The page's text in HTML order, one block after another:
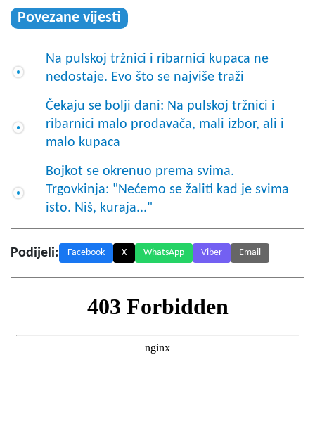
Povezane vijesti
Na pulskoj tržnici i ribarnici kupaca ne
nedostaje. Evo što se najviše traži
Čekaju se bolji dani: Na pulskoj tržnici i
ribarnici malo prodavača, mali izbor, ali i
malo kupaca
Bojkot se okrenuo prema svima.
Trgovkinja: "Nećemo se žaliti kad je svima
isto. Niš, kuraja..."
Podijeli: Facebook X WhatsApp Viber Email